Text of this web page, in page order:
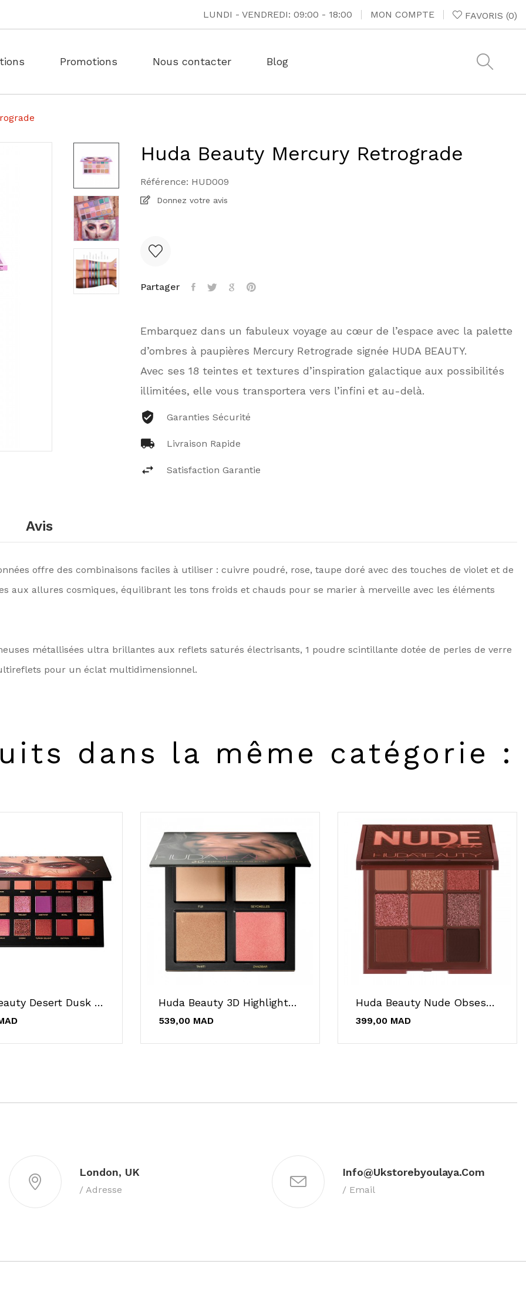
FAVORIS (0)
MON COMPTE
LUNDI - VENDREDI: 09:00 - 18:00
Promotions Nous contacter Blog
Huda Beauty Mercury Retrograde
Référence: HUD009
Donnez votre avis
Partager
Embarquez dans un fabuleux voyage au cœur de l’espace avec la palette
d’ombres à paupières Mercury Retrograde signée HUDA BEAUTY.
Avec ses 18 teintes et textures d’inspiration galactique aux possibilités
illimitées, elle vous transportera vers l’infini et au-delà.
Garanties Sécurité
Livraison Rapide
Satisfaction Garantie
Avis
offre des combinaisons faciles à utiliser : cuivre poudré, rose, taupe doré avec des touches de violet et de
aux allures cosmiques, équilibrant les tons froids et chauds pour se marier à merveille avec les éléments
métallisées ultra brillantes aux reflets saturés électrisants, 1 poudre scintillante dotée de perles de verre
pour un éclat multidimensionnel.
dans la même catégorie :
Huda Beauty Desert Dusk Eyeshadow Palette Huda Beauty 3D Highlighter Palette Golden Sands
539,00 MAD
Huda Beauty Nude Obsessions Rich
399,00 MAD
London, UK
/ Adresse
Info@ukstorebyoulaya.com
/ Email